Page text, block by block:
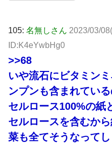
105: 名無しさん 2023/03/
ID:K4eYwbHg0
>>68
いや流石にビタミン
ンプンも含まれてい
セルロース100%の紙
セルロースを含むか
菜も全てそうなってし